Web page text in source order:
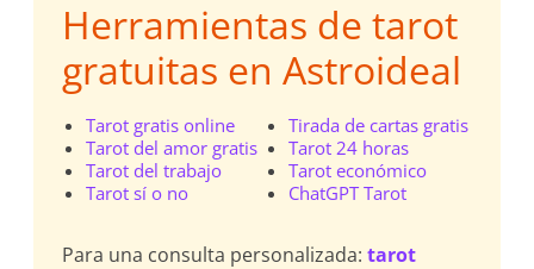
Herramientas de tarot
gratuitas en Astroideal
Tarot gratis online
Tarot del amor gratis
Tarot del trabajo
Tarot sí o no
Tirada de cartas gratis
Tarot 24 horas
Tarot económico
ChatGPT Tarot
Para una consulta personalizada:tarot